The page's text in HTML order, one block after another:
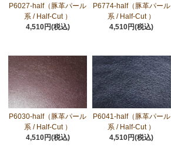
P6027-half（豚革パール
系 / Half-Cut ）
4,510円(税込)
P6774-half（豚革パール
系 / Half-Cut ）
4,510円(税込)
P6030-half（豚革パール
系 / Half-Cut ）
4,510円(税込)
P6041-half（豚革パール
系 / Half-Cut ）
4,510円(税込)